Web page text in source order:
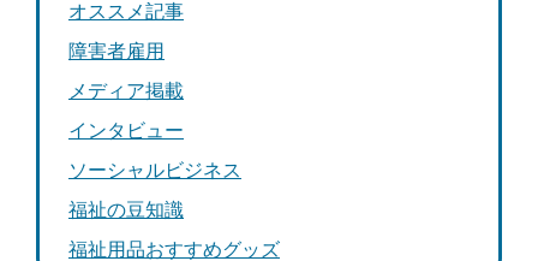
オススメ記事
障害者雇用
メディア掲載
インタビュー
ソーシャルビジネス
福祉の豆知識
福祉用品おすすめグッズ